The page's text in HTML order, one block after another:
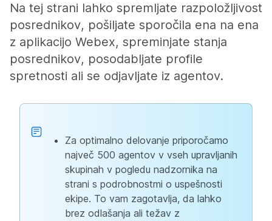
Na tej strani lahko spremljate razpoložljivost
posrednikov, pošiljate sporočila ena na ena
z aplikacijo Webex, spreminjate stanja
posrednikov, posodabljate profile
spretnosti ali se odjavljate iz agentov.
Za optimalno delovanje priporočamo
največ 500 agentov v vseh upravljanih
skupinah v pogledu nadzornika na
strani s podrobnostmi o uspešnosti
ekipe. To vam zagotavlja, da lahko
brez odlašanja ali težav z